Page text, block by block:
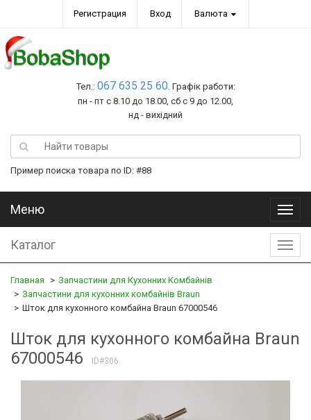
Регистрация Вход Валюта
Тел.: 067 635 25 60. Графік работи:
пн - пт с 8.10 до 18.00, сб с 9 до 12.00,
нд - вихідний
Пример поиска товара по ID: #88
Меню
Меню
Каталог
Главная
Запчастини для Кухонних Комбайнів
Запчастини для кухонних комбайнів Braun
Шток для кухонного комбайна Braun 67000546
Шток для кухонного комбайна Braun
67000546
ID#306